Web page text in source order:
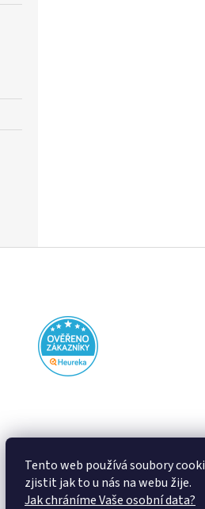
Tento web používá soubory
zjistit jak to u nás na webu žije.
Jak chráníme Vaše osobní data?